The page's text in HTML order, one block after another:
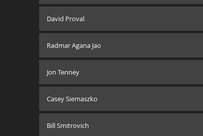
David Proval
Radmar Agana Jao
Jon Tenney
Casey Siemaszko
Bill Smitrovich